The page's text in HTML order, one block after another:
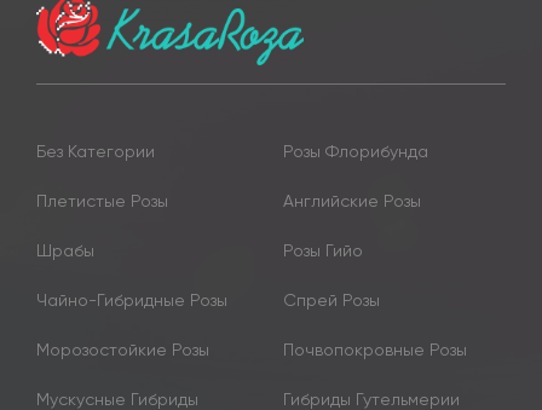
Без Категории Розы Флорибунда
Плетистые Розы Английские Розы
Шрабы Розы Гийо
Чайно-Гибридные Розы Спрей Розы
Морозостойкие Розы Почвопокровные Розы
Мускусные Гибриды
Гибриды Гутельмерии